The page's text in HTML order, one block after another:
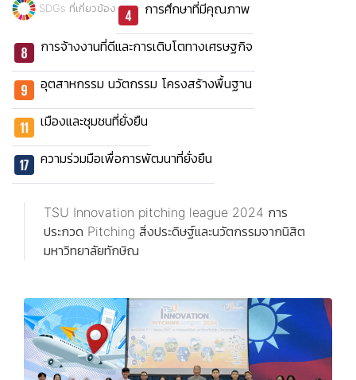
SDGs ที่เกี่ยวข้อง การศึกษาที่มีคุณภาพ
การจ้างงานที่ดีและการเติบโตทางเศรษฐกิจ
อุตสาหกรรม นวัตกรรม โครงสร้างพื้นฐาน
เมืองและชุมชนที่ยั่งยืน
ความร่วมมือเพื่อการพัฒนาที่ยั่งยืน
TSU Innovation pitching league 2024 การ
ประกวด Pitching สิ่งประดิษฐ์และนวัตกรรมจากนิสิต
มหาวิทยาลัยทักษิณ